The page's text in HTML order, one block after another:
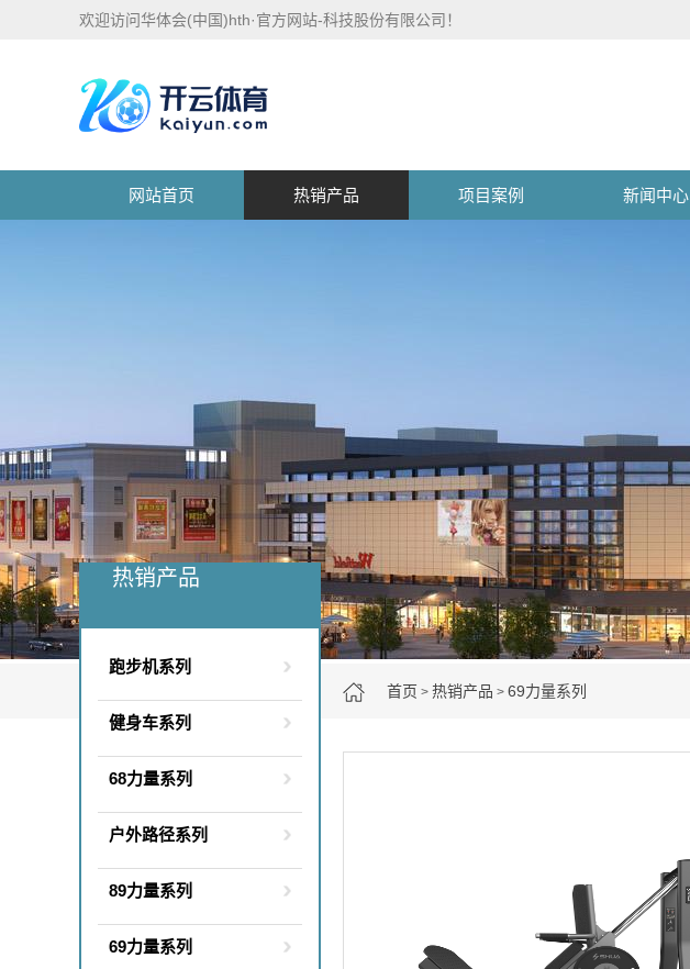
欢迎访问华体会(中国)hth·官方网站-科技股份有限公司！
网站首页 热销产品 项目案例 新闻中心
首页 > 热销产品 > 69力量系列
热销产品
跑步机系列
健身车系列
68力量系列
户外路径系列
89力量系列
69力量系列